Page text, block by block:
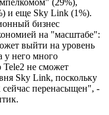
(29%),
и еще Sky Link (1%).
бизнес
на "масштабе":
выйти на уровень
у него много
Tele2 не сможет
Sky Link, поскольку
перенасыщен", -